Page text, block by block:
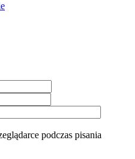
podczas pisania